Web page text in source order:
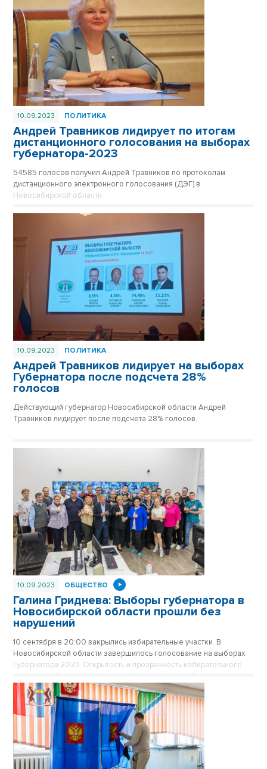
10.09.2023 ПОЛИТИКА
Андрей Травников лидирует по итогам
дистанционного голосования на выборах
губернатора-2023
54585 голосов получил Андрей Травников по протоколам
дистанционного электронного голосования (ДЭГ) в
Новосибирской области.
10.09.2023 ПОЛИТИКА
Андрей Травников лидирует на выборах
Губернатора после подсчета 28%
голосов
Действующий губернатор Новосибирской области Андрей
Травников лидирует после подсчета 28% голосов.
10.09.2023 ОБЩЕСТВО
Галина Гриднева: Выборы губернатора в
Новосибирской области прошли без
нарушений
10 сентября в 20:00 закрылись избирательные участки. В
Новосибирской области завершилось голосование на выборах
Губернатора 2023. Открытость и прозрачность избирательного
процесса обеспечивал Центр общественного наблюдения за
выборами. По слова главы штаба, председателя Общественной
палаты региона Галины Гридневой, в течение всех трёх дней
голосования не было отмечено ни одного нарушения.